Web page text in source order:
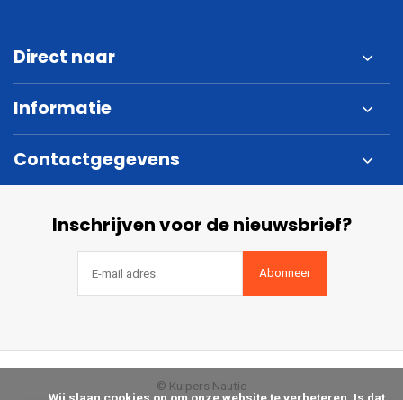
Direct naar
Informatie
Contactgegevens
Inschrijven voor de nieuwsbrief?
Abonneer
© Kuipers Nautic